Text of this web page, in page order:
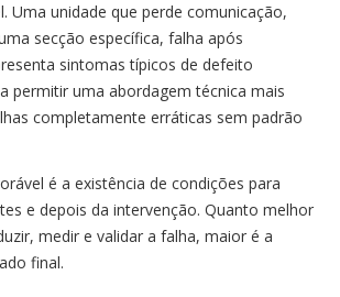
Uma unidade que perde comunicação,
secção específica, falha após
sintomas típicos de defeito
permitir uma abordagem técnica mais
completamente erráticas sem padrão
é a existência de condições para
e depois da intervenção. Quanto melhor
medir e validar a falha, maior é a
final.